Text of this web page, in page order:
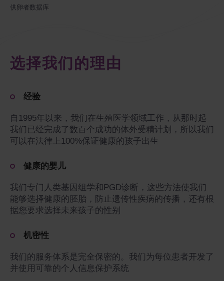
供卵者数据库
选择我们的理由
经验
自1995年以来，我们在生殖医学领域工作，从那时起
我们已经完成了数百个成功的体外受精计划，所以我们
可以在法律上100%保证健康的孩子出生
健康的婴儿
我们专门人类基因组学和PGD诊断，这些方法使我们
能够选择健康的胚胎，防止遗传性疾病的传播，还有根
据您要求选择未来孩子的性别
机密性
我们的服务体系是完全保密的。我们为每位患者开发了
并使用可靠的个人信息保护系统